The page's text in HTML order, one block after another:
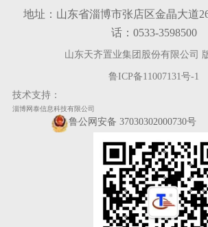
地址：山东省淄博市张店区金晶大
话：0533-3598500
山东天齐置业集团股份有限公司
鲁ICP备11007131号-1
技术支持：
淄博网泰信息科技有限公司
鲁公网安备 37030302000730号